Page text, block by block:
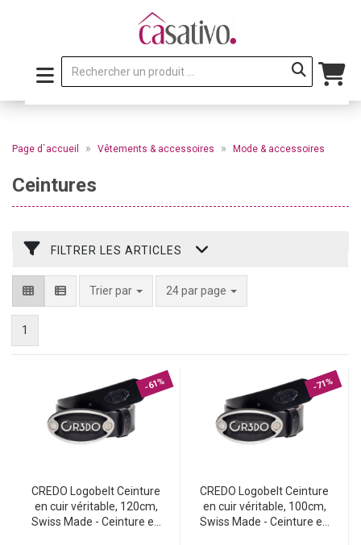
Page d`accueil » Vêtements & accessoires » Mode & accessoires
Ceintures
FILTRER LES ARTICLES
Trier par 24 par page
1
-61%
CREDO Logobelt Ceinture
en cuir véritable, 120cm,
Swiss Made - Ceinture en
-71%
CREDO Logobelt Ceinture
en cuir véritable, 100cm,
Swiss Made - Ceinture en